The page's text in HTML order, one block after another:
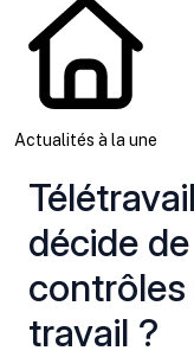
Actualités à la une
décide
contrôles
travail ?